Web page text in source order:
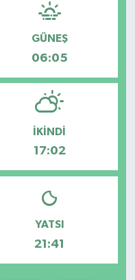
GÜNEŞ
06:05
İKINDI
17:02
YATSI
21:41